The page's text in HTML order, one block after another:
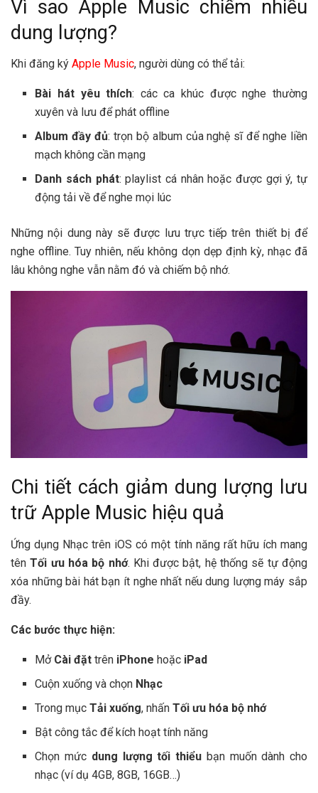
Vì sao Apple Music chiếm nhiều
dung lượng?
Khi đăng ký Apple Music, người dùng có thể tải:
Bài hát yêu thích: các ca khúc được nghe thường
xuyên và lưu để phát offline
Album đầy đủ: trọn bộ album của nghệ sĩ để nghe liền
mạch không cần mạng
Danh sách phát: playlist cá nhân hoặc được gợi ý, tự
động tải về để nghe mọi lúc
Những nội dung này sẽ được lưu trực tiếp trên thiết bị để
nghe offline. Tuy nhiên, nếu không dọn dẹp định kỳ, nhạc đã
lâu không nghe vẫn nằm đó và chiếm bộ nhớ.
Chi tiết cách giảm dung lượng lưu
trữ Apple Music hiệu quả
Ứng dụng Nhạc trên iOS có một tính năng rất hữu ích mang
tênTối ưu hóa bộ nhớ. Khi được bật, hệ thống sẽ tự động
xóa những bài hát bạn ít nghe nhất nếu dung lượng máy sắp
đầy.
Các bước thực hiện:
Mở Cài đặt trên iPhone hoặc iPad
Cuộn xuống và chọn Nhạc
Trong mụcTải xuống, nhấnTối ưu hóa bộ nhớ
Bật công tắc để kích hoạt tính năng
Chọn mức dung lượng tối thiểu bạn muốn dành cho
nhạc (ví dụ 4GB, 8GB, 16GB…)